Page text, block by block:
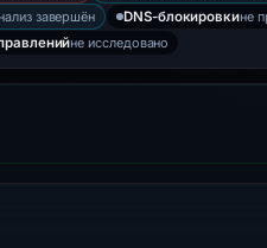
завершён
DNS-блокировкине
не исследовано